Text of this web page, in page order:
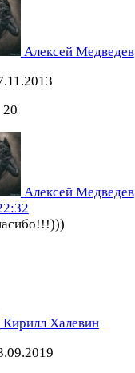
Алексей Медведев
20
Алексей Медведев
Кирилл Халевин